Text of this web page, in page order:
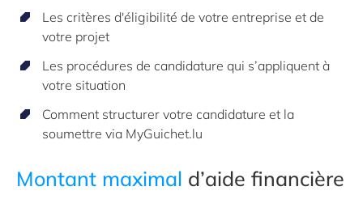
Les critères d'éligibilité de votre entreprise et de
votre projet
Les procédures de candidature qui s’appliquent à
votre situation
Comment structurer votre candidature et la
soumettre via MyGuichet.lu
Montant maximal d’aide financière